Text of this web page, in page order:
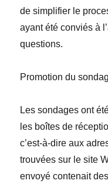
de simplifier le
ayant été conviés à
questions.
Promotion du
Les sondages ont
les boîtes de
c’est-à-dire aux
trouvées sur le site
envoyé contenait